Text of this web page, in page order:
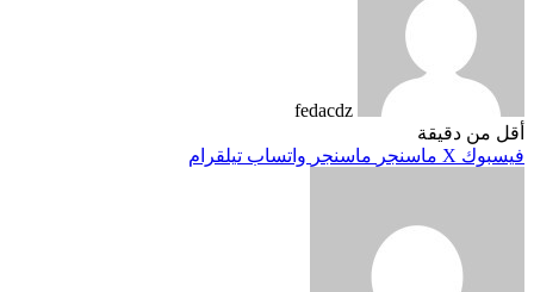
fedacdz
أقل من دقيقة
فيسبوك ‫X ماسنجر ماسنجر واتساب تيلقرام